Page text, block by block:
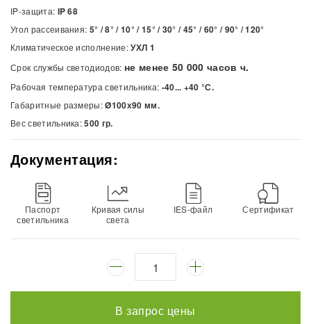
IP-защита: IP 68
Угол рассеивания: 5° / 8° / 10° / 15° / 30° / 45° / 60° / 90° / 120°
Климатическое исполнение:УХЛ 1
Срок службы светодиодов: не менее 50 000 часов ч.
Рабочая температура светильника: -40... +40 °С.
Габаритные размеры:Ø100х90 мм.
Вес светильника:500 гр.
Документация:
Паспорт
светильника
Кривая силы
света
IES-файл Сертификат
В запрос цены